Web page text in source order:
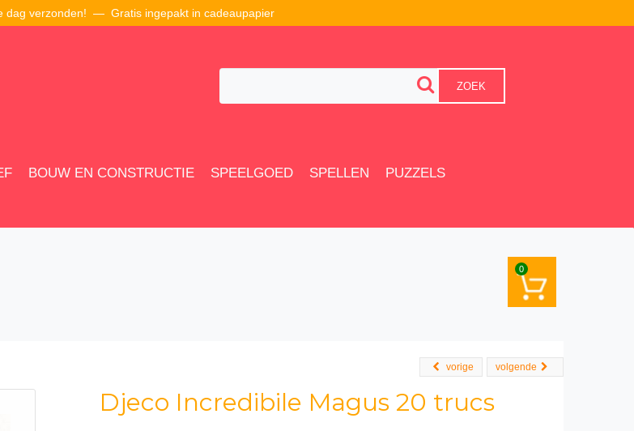
dag verzonden! — Gratis ingepakt in cadeaupapier
ZOEK
BOUW EN CONSTRUCTIE SPEELGOED SPELLEN PUZZELS
0
volgende
vorige
Djeco Incredibile Magus 20 trucs